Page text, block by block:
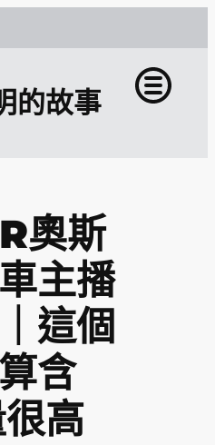
的故事
奧斯
主播
這個
含
高